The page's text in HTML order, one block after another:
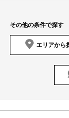
その他の条件で探す
エリアから